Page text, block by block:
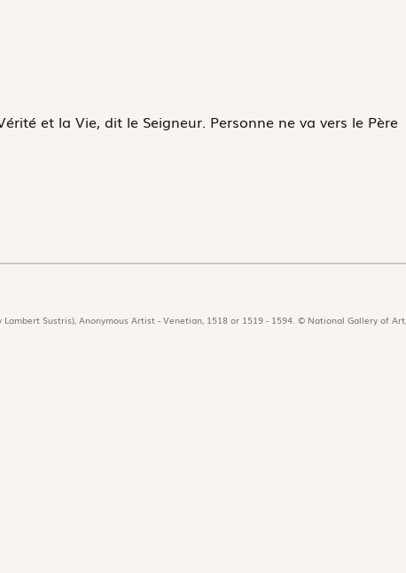
et la Vie, dit le Seigneur. Personne ne va vers le Père
Sustris), Anonymous Artist - Venetian, 1518 or 1519 - 1594. © National Gallery of Art,